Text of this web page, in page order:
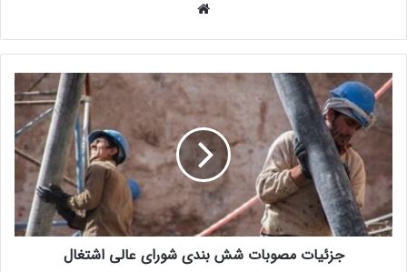
س
ا
ی
ت
جزئیات مصوبات شش بندی شورای عالی اشتغال